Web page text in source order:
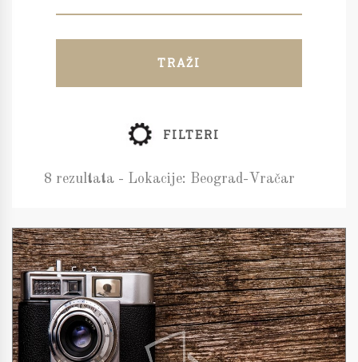
TRAŽI
FILTERI
8 rezultata - Lokacije: Beograd-Vračar